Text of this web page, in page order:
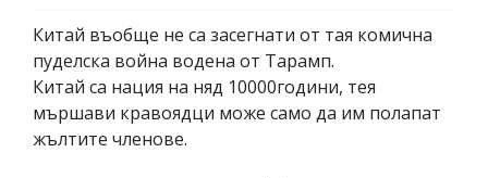
Китай въобще не са засегнати от тая комична
пуделска война водена от Тарамп.
Китай са нация на няд 10000години, тея
мършави кравоядци може само да им полапат
жълтите членове.